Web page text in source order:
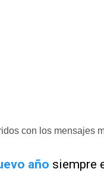
con los mensajes
año siempre